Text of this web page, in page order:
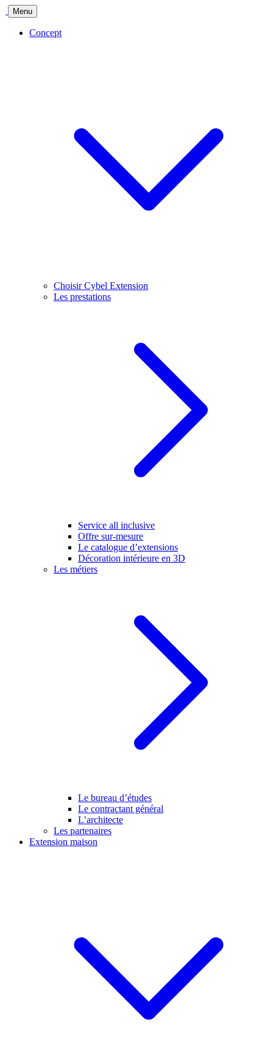
Menu
Concept
Choisir Cybel Extension
Les prestations
Service all inclusive
Offre sur-mesure
Le catalogue d’extensions
Décoration intérieure en 3D
Les métiers
Le bureau d’études
Le contractant général
L’architecte
Les partenaires
Extension maison